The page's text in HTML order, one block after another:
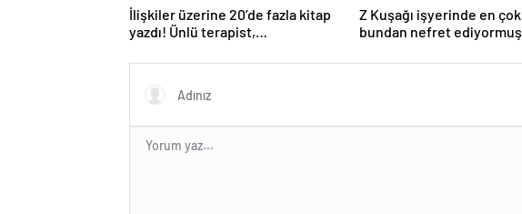
İlişkiler üzerine 20’de fazla kitap
yazdı! Ünlü terapist,
açıklıyor
Z Kuşağı işyerinde en çok
bundan nefret ediyormuş